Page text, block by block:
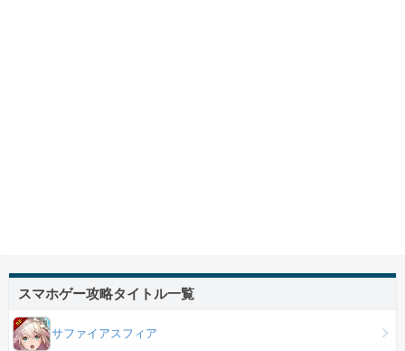
スマホゲー攻略タイトル一覧
サファイアスフィア